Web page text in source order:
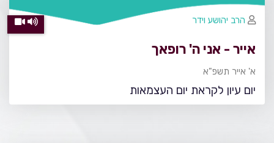
אייר - אני ה' רופאך
א' אייר תשפ"א
יום עיון לקראת יום העצמאות
הרב יהושע וידר